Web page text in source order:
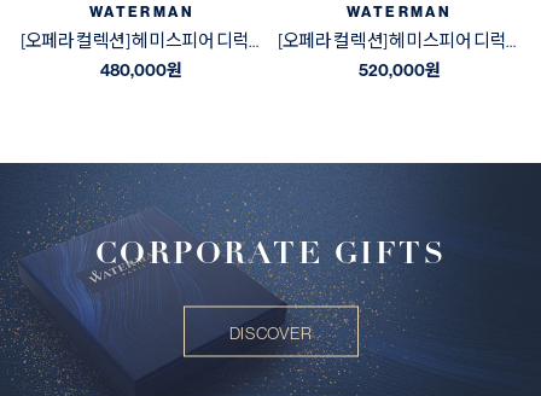
WATERMAN
[오페라 컬렉션] 헤미스피어 디럭스 블랙&골드 GT 수성펜
480,000원
WATERMAN
[오페라 컬렉션] 헤미스피어 디럭스 블랙&골드 GT 만년필
520,000원
CORPORATE GIFTS
DISCOVER